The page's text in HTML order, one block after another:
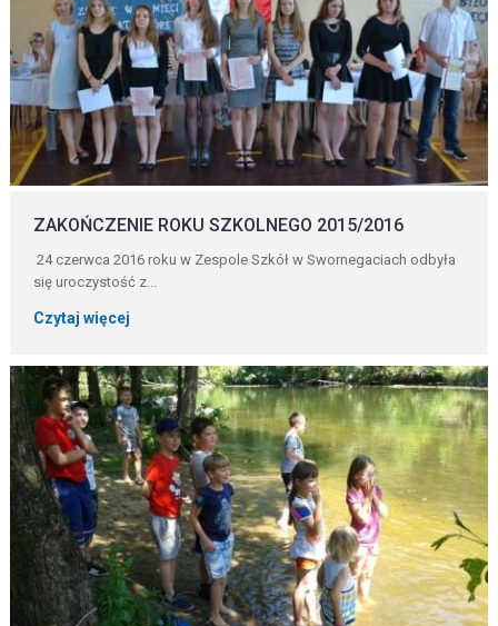
ZAKOŃCZENIE ROKU SZKOLNEGO 2015/2016
24 czerwca 2016 roku w Zespole Szkół w Swornegaciach odbyła
się uroczystość z...
Czytaj więcej